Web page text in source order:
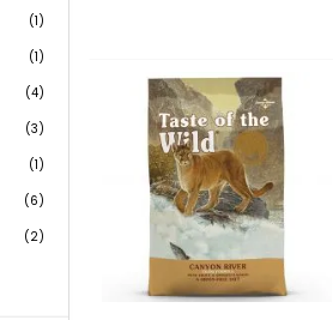
(1)
(1)
(4)
(3)
(1)
(6)
(2)